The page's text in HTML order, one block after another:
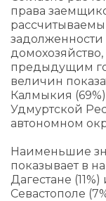
права
предыдущим
величин
Калмыкия
Удмуртской
автономном
Наименьшие
показывает в
Дагестане
Севастополе